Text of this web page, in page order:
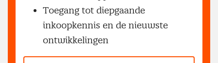
Toegang tot diepgaande
inkoopkennis en de nieuwste
ontwikkelingen